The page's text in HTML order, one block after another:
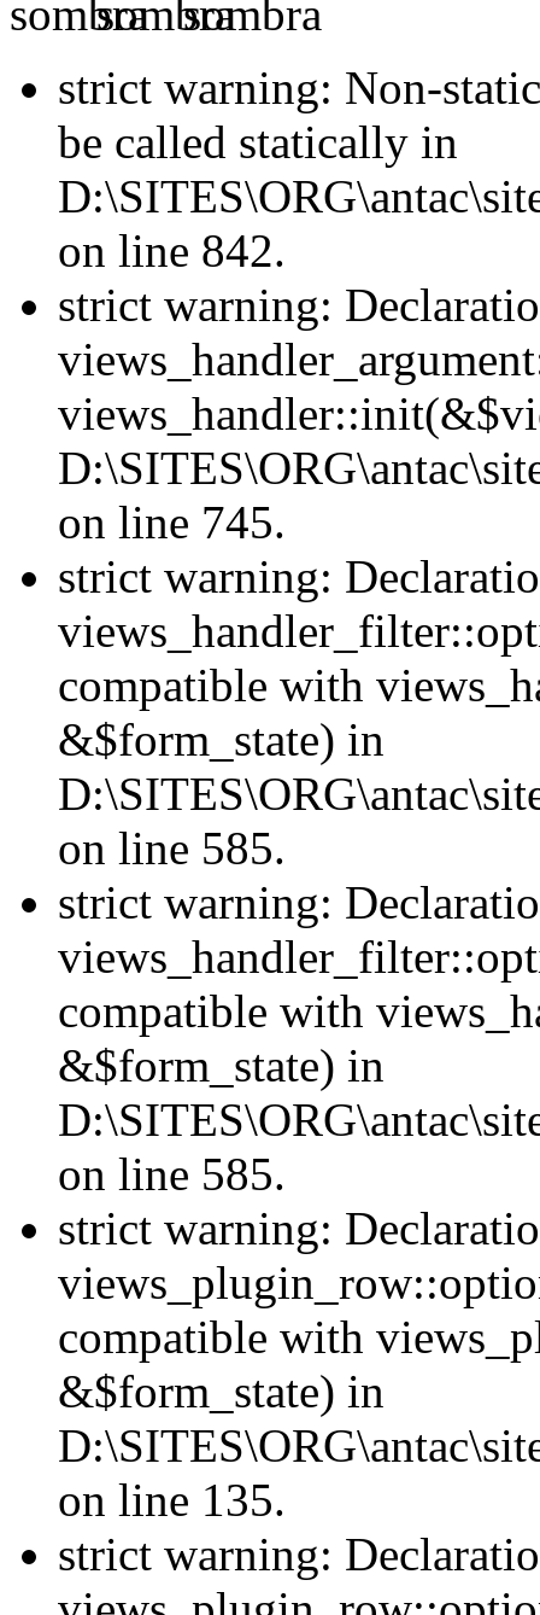
strict warning: Non-
be called statically in
on line 842.
strict warning:
on line 745.
strict warning:
compatible with
&$form_state) in
on line 585.
strict warning:
compatible with
&$form_state) in
on line 585.
strict warning:
compatible with
&$form_state) in
on line 135.
strict warning: